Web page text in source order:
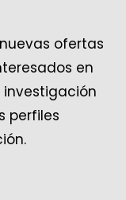
ofertas
en
perfiles